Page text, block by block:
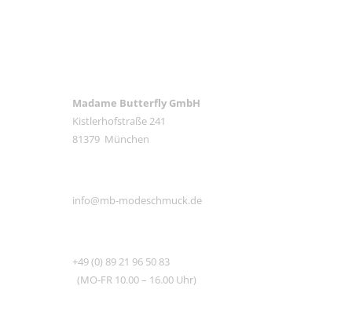
Madame Butterfly GmbH
Kistlerhofstraße 241
81379 München
info@mb-modeschmuck.de
+49 (0) 89 21 96 50 83
(MO-FR 10.00 – 16.00 Uhr)